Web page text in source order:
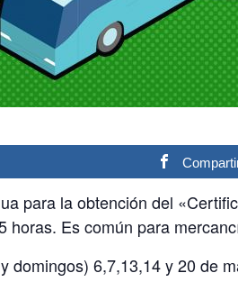
para la obtención del
horas. Es común para
6,7,13,14 y 20 de